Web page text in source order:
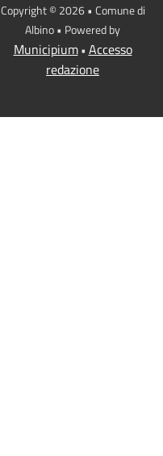
Copyright © 2026 • Comune di
Albino • Powered by
Municipium• Accesso
redazione